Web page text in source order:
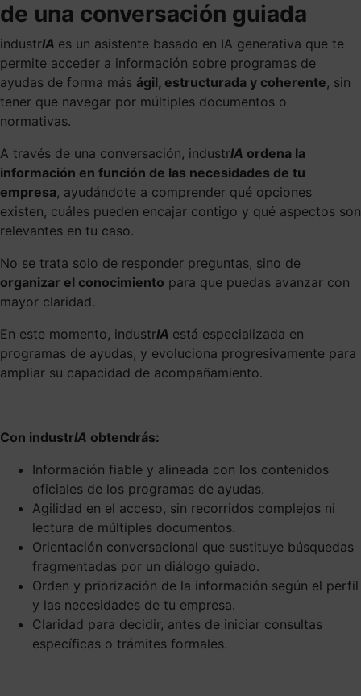
de una conversación guiada
industrIA es un asistente basado en IA generativa que te
permite acceder a información sobre programas de
ayudas de forma más ágil, estructurada y coherente, sin
tener que navegar por múltiples documentos o
normativas.
A través de una conversación, industrIA ordena la
información en función de las necesidades de tu
empresa, ayudándote a comprender qué opciones
existen, cuáles pueden encajar contigo y qué aspectos son
relevantes en tu caso.
No se trata solo de responder preguntas, sino de
organizar el conocimiento para que puedas avanzar con
mayor claridad.
En este momento, industrIA está especializada en
programas de ayudas, y evoluciona progresivamente para
ampliar su capacidad de acompañamiento.
Con industrIA obtendrás:
Información fiable y alineada con los contenidos
oficiales de los programas de ayudas.
Agilidad en el acceso, sin recorridos complejos ni
lectura de múltiples documentos.
Orientación conversacional que sustituye búsquedas
fragmentadas por un diálogo guiado.
Orden y priorización de la información según el perfil
y las necesidades de tu empresa.
Claridad para decidir, antes de iniciar consultas
específicas o trámites formales.